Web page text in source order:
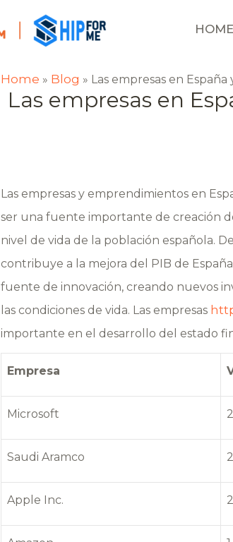
HOME
Home » Blog » Las empresas en
Las empresas en
Las empresas y emprendimientos en
ser una fuente importante de creación
nivel de vida de la población española.
contribuye a la mejora del PIB de
fuente de innovación, creando nuevos
las condiciones de vida. Las empresas
importante en el desarrollo del estado
Empresa
Microsoft
Saudi Aramco
Apple Inc.